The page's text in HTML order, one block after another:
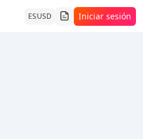
ESUSD Iniciar sesión